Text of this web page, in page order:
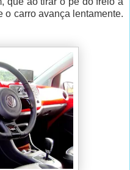
o carro avança lentamente.